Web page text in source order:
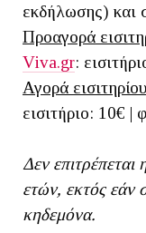
εκδήλωσης) και
Προαγορά
Viva.gr:
Αγορά
εισιτήριο: 10€ |
Δεν
ετών, εκτός εάν
κηδεμόνα.